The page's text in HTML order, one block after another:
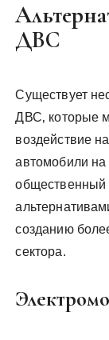
ДВС
Существует
ДВС‚ которые
воздействие
автомобили
общественный
созданию
сектора.